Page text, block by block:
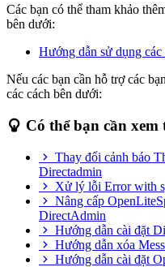
Các bạn có thể tham khảo
bên dưới:
Hướng dẫn sử dụng
Nếu các bạn cần hỗ trợ các
các cách bên dưới:
Có thể bạn cần xem
Thay đổi cảnh báo
Directadmin
Xử lý lỗi Error with
Nâng cấp
DirectAdmin
Hướng dẫn cài đặt
Hướng dẫn xóa
Hướng dẫn cài đặt